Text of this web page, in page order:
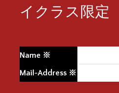
イクラス限
Name ※
Mail-Address ※